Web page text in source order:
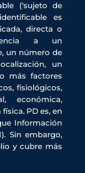
(‘sujeto de
es
directa o
a un
un número de
un
más factores
fisiológicos,
económica,
PD es, en
Información
Sin embargo,
y cubre más